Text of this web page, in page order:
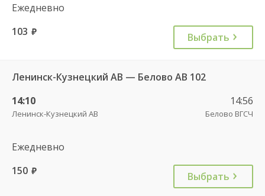
Ежедневно
103 руб. Выбрать
Ленинск-Кузнецкий АВ — Белово АВ 102
14:10
Ленинск-Кузнецкий АВ
14:56
Белово ВГСЧ
Ежедневно
150 руб. Выбрать